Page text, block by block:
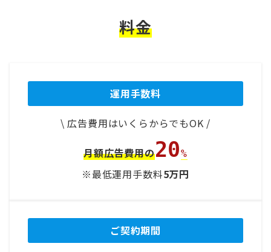
料金
運用手数料
\ 広告費用はいくらからでもOK /
月額広告費用の20%
※最低運用手数料5万円
ご契約期間